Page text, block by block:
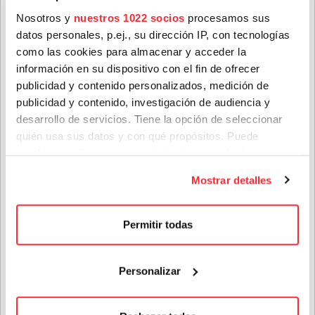
Nosotros y nuestros 1022 socios procesamos sus
datos personales, p.ej., su dirección IP, con tecnologías
como las cookies para almacenar y acceder la
información en su dispositivo con el fin de ofrecer
publicidad y contenido personalizados, medición de
publicidad y contenido, investigación de audiencia y
desarrollo de servicios. Tiene la opción de seleccionar
quién usa sus datos y con qué propósitos. Puede
Si lo permite, también quisiéramos:
Identificar su dispositivo analizándolo activamente
Mostrar detalles
Permitir todas
Personalizar
Apellidos
Correo electrónico*
Género(s) favorito(s):
He leído y acepto las condiciones contenidas en la
política de privacidad sobre el tratamiento de mis datos